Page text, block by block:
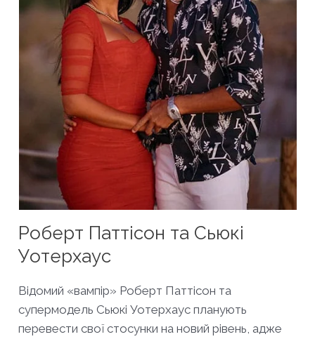
Роберт Паттісон та Сьюкі
Уотерхаус
Відомий «вампір» Роберт Паттісон та
супермодель Сьюкі Уотерхаус планують
перевести свої стосунки на новий рівень, адже